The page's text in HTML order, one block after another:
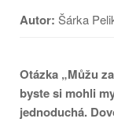
Autor: Šárka
Otázka „Můžu
byste si mohli
jednoduchá.